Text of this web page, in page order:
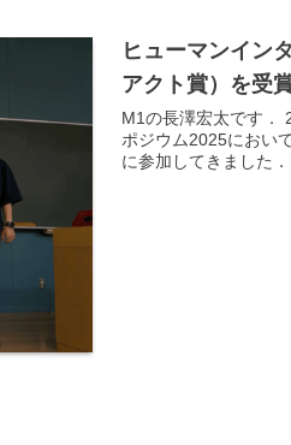
ヒューマンイン
アクト賞）を受
M1の長澤宏太です．
ポジウム2025におい
に参加してきました．